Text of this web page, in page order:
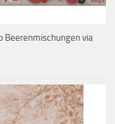
Beerenmischungen via